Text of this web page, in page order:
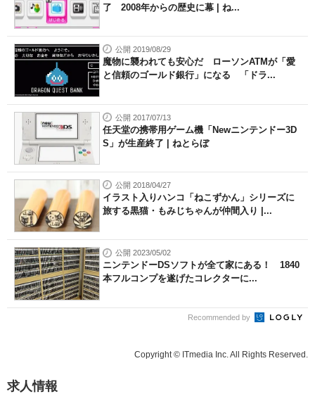
了 2008年からの歴史に幕 | ね...
公開 2019/08/29
魔物に襲われても安心だ ローソンATMが「愛
と信頼のゴールド銀行」になる 「ドラ...
公開 2017/07/13
任天堂の携帯用ゲーム機「Newニンテンドー3D
S」が生産終了 | ねとらぼ
公開 2018/04/27
イラスト入りハンコ「ねこずかん」シリーズに
旅する黒猫・もみじちゃんが仲間入り |...
公開 2023/05/02
ニンテンドーDSソフトが全て家にある！ 1840
本フルコンプを遂げたコレクターに...
Recommended by
Copyright © ITmedia Inc. All Rights Reserved.
求人情報